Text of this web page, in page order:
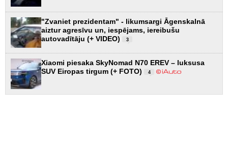
"Zvaniet prezidentam" - likumsargi Āgenskalnā
aiztur agresīvu un, iespējams, iereibušu
autovadītāju (+ VIDEO)
3
Xiaomi piesaka SkyNomad N70 EREV – luksusa
SUV Eiropas tirgum (+ FOTO)
4